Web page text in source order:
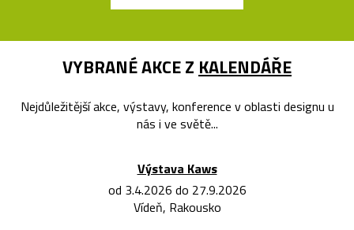
VYBRANÉ AKCE Z KALENDÁŘE
Nejdůležitější akce, výstavy, konference v oblasti designu u
nás i ve světě...
Výstava Kaws
od 3.4.2026 do 27.9.2026
Vídeň, Rakousko